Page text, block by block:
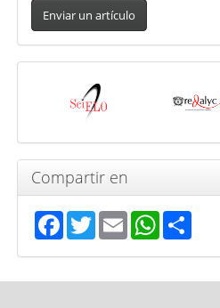
artículo
Enviar un artículo
Indexada
Compartir en
Facebook
TwitterEmailWhatsApp
Share